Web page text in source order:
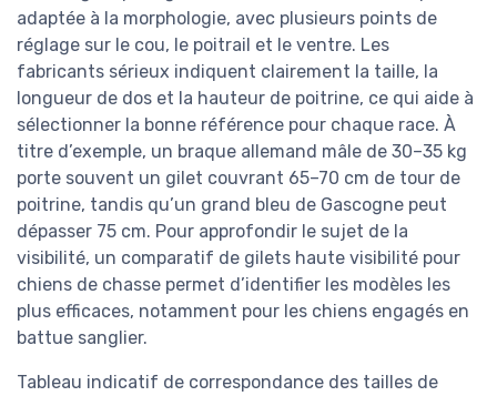
adaptée à la morphologie, avec plusieurs points de
réglage sur le cou, le poitrail et le ventre. Les
fabricants sérieux indiquent clairement la taille, la
longueur de dos et la hauteur de poitrine, ce qui aide à
sélectionner la bonne référence pour chaque race. À
titre d’exemple, un braque allemand mâle de 30–35 kg
porte souvent un gilet couvrant 65–70 cm de tour de
poitrine, tandis qu’un grand bleu de Gascogne peut
dépasser 75 cm. Pour approfondir le sujet de la
visibilité, un comparatif de gilets haute visibilité pour
chiens de chasse permet d’identifier les modèles les
plus efficaces, notamment pour les chiens engagés en
battue sanglier.
Tableau indicatif de correspondance des tailles de